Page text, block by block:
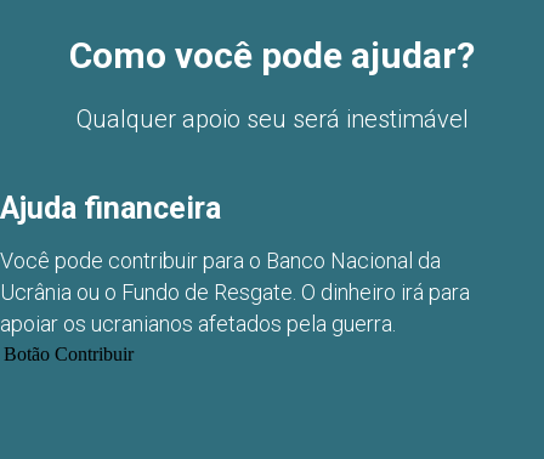
Como você pode ajudar?
Qualquer apoio seu será inestimável
Ajuda financeira
Você pode contribuir para o Banco Nacional da
Ucrânia ou o Fundo de Resgate. O dinheiro irá para
apoiar os ucranianos afetados pela guerra.
Botão Contribuir